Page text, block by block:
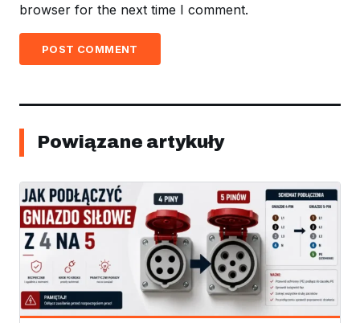
browser for the next time I comment.
POST COMMENT
Powiązane artykuły